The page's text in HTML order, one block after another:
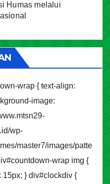
Humas melalui
wrap { text-align:
image:
wp-
master7/images/patte
wrap img {
15px; } div#clockdiv {